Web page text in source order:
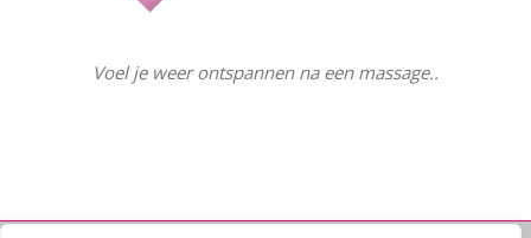
Voel je weer ontspannen na een massage..